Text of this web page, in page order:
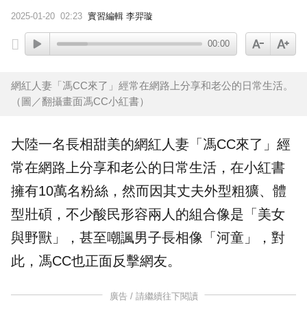
2025-01-20 02:23 實習編輯 李羿璇
00:00
網紅人妻「馮CC來了」經常在網路上分享和老公的日常生活。
（圖／翻攝畫面馮CC小紅書）
大陸一名長相甜美的網紅 人妻「馮CC來了」經
常在網路上分享和老公的日常生活，在小紅書
擁有10萬名粉絲，然而因其丈夫外型粗獷、體
型壯碩，不少酸民形容兩人的組合像是「美女
與野獸」，甚至嘲諷男子長相像「河童」，對
此，馮CC也正面反擊網友。
廣告 / 請繼續往下閱讀